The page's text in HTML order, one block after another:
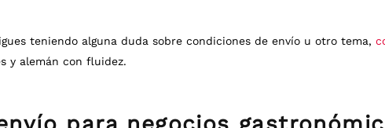
teniendo alguna duda sobre condiciones de envío u otro tema,
y alemán con fluidez.